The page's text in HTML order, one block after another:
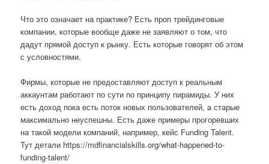
Что это означает на практике? Есть проп трейдинговые
компании, которые вообще даже не заявляют о том, что
дадут прямой доступ к рынку. Есть которые говорят об этом
с условностями.
Фирмы, которые не предоставляют доступ к реальным
аккаунтам работают по сути по принципу пирамиды. У них
есть доход пока есть поток новых пользователей, а старые
максимально неуспешны. Есть даже примеры прогоревших
на такой модели компаний, например, кейс Funding Talent.
Тут детали https://mdfinancialskills.org/what-happened-to-
funding-talent/